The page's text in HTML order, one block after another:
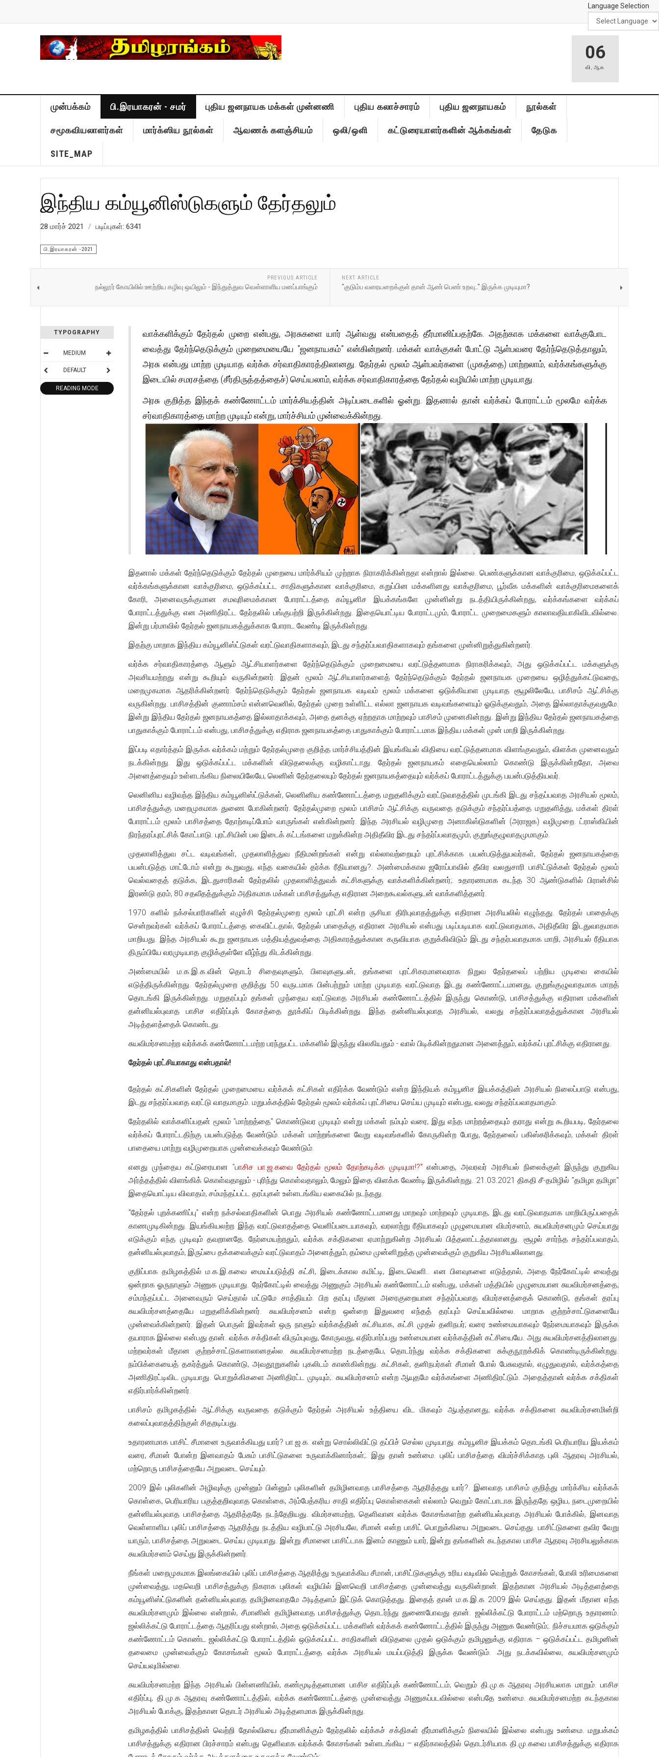
Language Selection
06
வி ,ஆக
முன்பக்கம் பி.இரயாகரன் - சமர் புதிய ஜனநாயக மக்கள் முன்னணி புதிய கலாச்சாரம் புதிய ஜனநாயகம் நூல்கள்
சமூகவியலாளர்கள் மார்க்ஸிய நூல்கள் ஆவணக் களஞ்சியம் ஒலி/ஒளி கட்டுரையாளர்களின் ஆக்கங்கள் தேடுக
SITE_MAP
இந்திய கம்யூனிஸ்டுகளும் தேர்தலும்
28 மார்ச் 2021 படிப்புகள்: 6341
பி.இரயாகரன் -2021
PREVIOUS ARTICLE
நல்லூர் கோயிலில் ஊற்றிய கழிவு ஒயிலும் - இந்துத்துவ வெள்ளாளிய மனப்பாங்கும்
NEXT ARTICLE
"குடும்ப வரையறைக்குள் தான் ஆண் பெண் உறவு.." இருக்க முடியுமா?
TYPOGRAPHY
MEDIUM
DEFAULT
READING MODE
வாக்களிக்கும் தேர்தல் முறை என்பது, அரசுகளை யார் ஆள்வது என்பதைத் தீர்மானிப்பதற்கே. அதற்காக மக்களை வாக்குபோட
வைத்து தேர்ந்தெடுக்கும் முறைமையையே "ஜனநாயகம்" என்கின்றனர். மக்கள் வாக்குகள் போட்டு ஆள்பவரை தேர்ந்தெடுத்தாலும்,
அரசு என்பது மாற்ற முடியாத வர்க்க சர்வாதிகாரத்திலானது. தேர்தல் மூலம் ஆள்பவர்களை (முகத்தை) மாற்றலாம், வர்க்கங்களுக்கு
இடையில் சமரசத்தை (சீர்திருத்தத்தைச்) செய்யலாம், வர்க்க சர்வாதிகாரத்தை தேர்தல் வழியில் மாற்ற முடியாது.
அரசு குறித்த இந்தக் கண்ணோட்டம் மார்க்சியத்தின் அடிப்படைகளில் ஓன்று. இதனால் தான் வர்க்கப் போராட்டம் மூலமே வர்க்க
சர்வாதிகாரத்தை மாற்ற முடியும் என்று, மார்ச்சியம் முன்வைக்கின்றது.
இதனால் மக்கள் தேர்ந்தெடுக்கும் தேர்தல் முறையை மார்க்சியம் முற்றாக நிராகரிக்கின்றதா என்றால் இல்லை. பெண்களுக்கான வாக்குரிமை, ஒடுக்கப்பட்ட
வர்க்கங்களுக்கான வாக்குரிமை, ஒடுக்கப்பட்ட சாதிகளுக்கான வாக்குரிமை, கறுப்பின மக்களினது வாக்குரிமை, பூர்வீக மக்களின் வாக்குரிமைகளைக்
கோரி, அனைவருக்குமான சமவுரிமைக்கான போராட்டத்தை கம்யூனிச இயக்கங்களே முன்னின்று நடத்தியிருக்கின்றது, வர்க்கங்களை வர்க்கப்
போராட்டத்துக்கு என அணிதிரட்ட தேர்தலில் பங்குபற்றி இருக்கின்றது. இதையொட்டிய போராட்டமும், போராட்ட முறைமைகளும் காலாவதியாகிவிடவில்லை.
இன்று பர்மாவில் தேர்தல் ஜனநாயகத்துக்காக போராட வேண்டி இருக்கின்றது.
இதற்கு மாறாக இந்திய கம்யூனிஸ்ட்டுகள் வரட்டுவாதிகளாகவும், இடது சந்தர்ப்பவாதிகளாகவும் தங்களை முன்னிறுத்துகின்றனர்.
வர்க்க சர்வாதிகாரத்தை ஆளும் ஆட்சியாளர்களை தேர்ந்தெடுக்கும் முறைமையை வரட்டுத்தனமாக நிராகரிக்கவும், அது ஒடுக்கப்பட்ட மக்களுக்கு
அவசியமற்றது என்று கூறியும் வருகின்றனர். இதன் மூலம் ஆட்சியாளர்களைத் தேர்ந்தெடுக்கும் தேர்தல் ஜனநாயக முறையை ஒழித்துக்கட்டுவதை,
மறைமுகமாக ஆதரிக்கின்றனர். தேர்ந்தெடுக்கும் தேர்தல் ஜனநாயக வடிவம் மூலம் மக்களை ஒடுக்கியாள முடியாத சூழலிலேயே, பாசிசம் ஆட்சிக்கு
வருகின்றது. பாசிசத்தின் குணாம்சம் என்னவெனில், தேர்தல் முறை உள்ளிட்ட எல்லா ஜனநாயக வடிவங்களையும் ஓடுக்குவதும், அதை இல்லாதாக்குவதுமே.
இன்று இந்திய தேர்தல் ஜனநாயகத்தை இல்லாதாக்கவும், அதை தனக்கு ஏற்றதாக மாற்றவும் பாசிசம் முனைகின்றது. இன்று இந்திய தேர்தல் ஜனநாயகத்தை
பாதுகாக்கும் போராட்டம் என்பது, பாசிசத்துக்கு எதிராக ஜனநாயகத்தை பாதுகாக்கும் போராட்டமாக இந்திய மக்கள் முன் மாறி இருக்கின்றது.
இப்படி எதார்த்தம் இருக்க வர்க்கம் மற்றும் தேர்தல்முறை குறித்த மார்ச்சியத்தின் இயங்கியல் விதியை வரட்டுத்தனமாக விளங்குவதும், விளக்க முனைவதும்
நடக்கின்றது. இது ஒடுக்கப்பட்ட மக்களின் விடுதலைக்கு வழிகாட்டாது. தேர்தல் ஜனநாயகம் எதையெல்லாம் கொண்டு இருக்கின்றதோ, அவை
அனைத்தையும் உள்ளடங்கிய நிலையிலேயே, லெனின் தேர்தலையும் தேர்தல் ஜனநாயகத்தையும் வர்க்கப் போராட்டத்துக்கு பயன்படுத்தியவர்.
லெனினிய வழிவந்த இந்திய கம்யூனிஸ்ட்டுக்கள், லெனினிய கண்ணோட்டத்தை மறுதளிக்கும் வரட்டுவாதத்தில் முடங்கி இடது சந்தப்பவாத அரசியல் மூலம்,
பாசிசத்துக்கு மறைமுகமாக துணை போகின்றனர். தேர்தல்முறை மூலம் பாசிசம் ஆட்சிக்கு வருவதை தடுக்கும் சந்தர்ப்பத்தை மறுதளித்து, மக்கள் திரள்
போராட்டம் மூலம் பாசிசத்தை தோற்கடிப்போம் வாருங்கள் என்கின்றனர். இந்த அரசியல் வழிமுறை அனாகிஸ்டுகளின் (அராஜக) வழிமுறை. ட்ராஸ்கியின்
நிரந்தரப்புரட்சிக் கோட்பாடு. புரட்சியின் பல இடைக் கட்டங்களை மறுக்கின்ற அதிதீவிர இடது சந்தர்ப்பவாதமும், குறுங்குழுவாதமுமாகும்.
முதலாளித்துவ சட்ட வடிவங்கள், முதலாளித்துவ நீதிமன்றங்கள் என்று எல்லாவற்றையும் புரட்சிக்காக பயன்படுத்துபவர்கள், தேர்தல் ஜனநாயகத்தை
பயன்படுத்த மாட்டோம் என்று கூறுவது, எந்த வகையில் தர்க்க ரீதியானது?. அண்மைக்கால ஜரோப்பாவில் தீவிர வலதுசாரி பாசிட்டுக்கள் தேர்தல் மூலம்
வெல்வதைத் தடுக்க, இடதுசாரிகள் தேர்தலில் முதலாளித்துவக் கட்சிகளுக்கு வாக்களிக்கின்றனர்;. உதாரணமாக கடந்த 30 ஆண்டுகளில் பிரான்சில்
இரண்டு தரம், 80 சதவீதத்துக்கும் அதிகமாக மக்கள் பாசிசத்துக்கு எதிரான அறைகூவல்களுடன் வாக்களித்தனர்.
1970 களில் நக்சல்பாரிகளின் எழுச்சி தேர்தல்முறை மூலம் புரட்சி என்ற ருசியா திரிபுவாதத்துக்கு எதிரான அரசியலில் எழுந்தது. தேர்தல் பாதைக்கு
சென்றவர்கள் வர்க்கப் போராட்டத்தை கைவிட்டதால், தேர்தல் பாதைக்கு எதிரான அரசியல் என்பது படிப்படியாக வரட்டுவாதமாக, அதிதீவிர இடதுவாதமாக
மாறியது. இந்த அரசியல் கூறு ஜனநாயக மத்தியத்துவத்தை அதிகாரத்துக்கான கருவியாக குறுக்கிவிடும் இடது சந்தர்பவாதமாக மாறி, அரசியல் ரீதியாக
திரும்பியே வரமுடியாத குழிக்குள்ளே வீழ்ந்து கிடக்கின்றது.
அண்மையில் ம.க.இ.க.வின் தொடர் சிதைவுகளும், பிளவுகளுடன், தங்களை புரட்சிகரமானவராக நிறுவ தேர்தலைப் பற்றிய முடிவை கையில்
எடுத்திருக்கின்றது. தேர்தல்முறை குறித்து 50 வருடமாக பின்பற்றும் மாற்ற முடியாத வரட்டுவாத இடது கண்ணோட்டமானது, குறுங்குழுவாதமாக மாறத்
தொடங்கி இருக்கின்றது. மறுதரப்பும் தங்கள் முந்தைய வரட்டுவாத அரசியல் கண்ணோட்டத்தில் இருந்து கொண்டு, பாசிசத்துக்கு எதிரான மக்களின்
தன்னியல்புவாத பாசிச எதிர்ப்புக் கோசத்தை தூக்கிப் பிடிக்கின்றது. இந்த தன்னியல்புவாத அரசியல், வலது சந்தர்ப்பவாதத்துக்கான அரசியல்
அடித்தளத்தைக் கொண்டது.
சுயவிமர்சனமற்ற வர்க்கக் கண்ணோட்டமற்ற பரந்துபட்ட மக்களில் இருந்து விலகியதும் - வால் பிடிக்கின்றதுமான அனைத்தும், வர்க்கப் புரட்சிக்கு எதிரானது.
தேர்தல் புரட்சியாகாது என்பதால்!
தேர்தல் கட்சிகளின் தேர்தல் முறைமையை வர்க்கக் கட்சிகள் எதிர்க்க வேண்டும் என்ற இந்தியக் கம்யூனிச இயக்கத்தின் அரசியல் நிலைப்பாடு என்பது,
இடது சந்தர்ப்பவாத வரட்டு வாதமாகும். மறுபக்கத்தில் தேர்தல் மூலம் வர்க்கப் புரட்சியை செய்ய முடியும் என்பது, வலது சந்தர்ப்பவாதமாகும்.
தேர்தலில் வாக்களிப்பதன் மூலம் "மாற்றத்தை" கொண்டுவர முடியும் என்று மக்கள் நம்பும் வரை, இது எந்த மாற்றத்தையும் தராது என்று கூறியபடி, தேர்தலை
வர்க்கப் போராட்டதிற்கு பயன்படுத்த வேண்டும். மக்கள் மாற்றங்களை வேறு வடிவங்களில் கோருகின்ற போது, தேர்தலைப் பகிஸ்கரிக்கவும், மக்கள் திரள்
பாதையை மாற்று வழிமுறையாக முன்வைக்கவும் வேண்டும்.
எனது முந்தைய கட்டுரையான "பாசிச பா.ஜ.கவை தேர்தல் மூலம் தோற்கடிக்க முடியுமா!?" என்பதை, அவரவர் அரசியல் நிலைக்குள் இருந்து குறுகிய
அர்த்தத்தில் விளங்கிக் கொள்வதாலும் - புரிந்து கொள்வதாலும், மேலும் இதை விளக்க வேண்டி இருக்கின்றது. 21.03.2021 திகதி சீ-தமிழில் "தமிழா தமிழா"
இதையொட்டிய விவாதம், சம்மந்தப்பட்ட தரப்புகள் உள்ளடங்கிய வகையில் நடந்தது.
"தேர்தல் புறக்கணிப்பு" என்ற நக்சல்வாதிகளின் பொது அரசியல் கண்ணோட்டமானது மாறவும் மாற்றவும் முடியாத, இடது வரட்டுவாதமாக மாறியிருப்பதைக்
காணமுடிகின்றது. இயங்கியலற்ற இந்த வரட்டுவாதத்தை வெளிப்படையாகவும், வரலாற்று ரீதியாகவும் முழுமையான விமர்சனம், சுயவிமர்சனமும் செய்யாது
எடுக்கும் எந்த முடிவும் தவறானதே. நேர்மையற்றதும், வர்க்க சக்திகளை ஏமாற்றுகின்ற அரசியல் பித்தலாட்டத்தாலானது. சூழல் சார்ந்த சந்தர்ப்பவாதம்,
தன்னியல்புவாதம், இருப்பை தக்கவைக்கும் வரட்டுவாதம் அனைத்தும், தம்மை முன்னிறுத்த முன்வைக்கும் குறுகிய அரசியலிலானது.
குறிப்பாக தமிழகத்தில் ம.க.இ.கவை மையப்படுத்தி கட்சி, இடைக்கால கமிட்டி, இடைவெளி.. என பிளவுகளை எடுத்தால், அதை நேர்கோட்டில் வைத்து
ஒன்றாக ஓருநாளும் அணுக முடியாது. நேர்கோட்டில் வைத்து அணுகும் அரசியல் கண்ணோட்டம் என்பது, மக்கள் மத்தியில் முழுமையான சுயவிமர்சனத்தை,
சம்மந்தப்பட்ட அனைவரும் செய்தால் மட்டுமே சாத்தியம். பிற தரப்பு மீதான அரைகுறையான சந்தர்ப்பவாத விமர்சனத்தைக் கொண்டு, தங்கள் தரப்பு
சுயவிமர்சனத்தையே மறுதளிக்கின்றனர். சுயவிமர்சனம் என்ற ஒன்றை இதுவரை எந்தத் தரப்பும் செய்யவில்லை. மாறாக குற்றச்சாட்டுகளையே
முன்வைக்கின்றனர். இதன் பொருள் இவர்கள் ஒரு நாளும் வர்க்கத்தின் கட்சியாக, கட்சி முதல் தனிநபர்; வரை உண்மையாகவும் நேர்மையாகவும் இருக்க
தயாராக இல்லை என்பது தான். வர்க்க சக்திகள் விரும்புவது, கோருவது, எதிர்பார்ப்பது உண்மையான வர்க்கத்தின் கட்சியையே. அது சுயவிமர்சனத்திலானது.
மற்றவர்கள் மீதான குற்றச்சாட்டுகளாலானதல்ல. சுயவிமர்சனமற்ற நடத்தையே, தொடர்ந்து வர்க்க சக்திகளை சுக்குநூறக்கிக் கொண்டிருக்கின்றது.
நம்பிக்கையைத் தகர்த்துக் கொண்டு, அவதூறுகளில் புகலிடம் காண்கின்றது. கட்சிகள், தனிநபர்கள் சீமான் போல் பேசுவதால், எழுதுவதால், வர்க்கத்தை
அணிதிரட்டிவிட முடியாது. பொறுக்கிகளை அணிதிரட்ட முடியும்;. சுயவிமர்சனம் என்ற ஆயுதமே வர்க்கங்ளை அணிதிரட்டும். அதைத்தான் வர்க்க சக்திகள்
எதிர்பார்க்கின்றனர்.
பாசிசம் தமிழகத்தில் ஆட்சிக்கு வருவதை தடுக்கும் தேர்தல் அரசியல் உத்தியை விட மிகவும் ஆபத்தானது, வர்க்க சக்திகளை சுயவிமர்சனமின்றி
கலைப்புவாதத்திற்குள் சிதறடிப்பது.
உதாரணமாக பாசிட் சீமானை உருவாக்கியது யார்? பா.ஜ.க. என்று சொல்லிவிட்டு தப்பிச் செல்ல முடியாது. கம்யூனிச இயக்கம் தொடங்கி பெரியாரிய இயக்கம்
வரை, சீமான் போன்ற இனவாதம் பேசும் பாசிட்டுகளை உருவாக்கினார்கள்;. இது தான் உண்மை. புலிப் பாசிசத்தை விமர்ச்சிக்காத புலி ஆதரவு அரசியல்,
மற்றொரு பாசிசத்தையே அறுவடை செய்யும்.
2009 இல் புலிகளின் அழிவுக்கு முன்னும் பின்னும் புலிகளின் தமிழினவாத பாசிசத்தை ஆதரித்தது யார்?. இனவாத பாசிசம் குறித்து மார்க்சிய வர்க்கக்
கொள்கை, பெரியாரிய பகுத்தறிவுவாத கொள்கை, அம்பேத்கரிய சாதி எதிர்ப்பு கொள்கைகள் எல்லாம் வெறும் கோட்பாடாக இருந்ததே ஒழிய, நடைமுறையில்
தன்னியல்புவாத பாசிசத்தை ஆதரித்ததே நடந்தேறியது. விமர்சனமற்ற, தெளிவான வர்க்க கோசங்களற்ற தன்னியல்புவாத அரசியல் போக்கில், இனவாத
வெள்ளாளிய புலிப் பாசிசத்தை ஆதரித்து நடத்திய வழிபாட்டு அரசியலே, சீமான் என்ற பாசிட் பொறுக்கியை அறுவடை செய்தது. பாசிட்டுகளை தவிர வேறு
யாரும், பாசிசத்தை அறுவடை செய்ய முடியாது. இன்று சீமானை பாசிட்டாக இனம் காணும் யார், இன்று தங்களின் கடந்தகால பாசிச ஆதரவு அரசியலுக்காக
சுயவிமர்சனம் செய்து இருக்கின்றனர்.
நீங்கள் மறைமுகமாக இலங்கையில் புலிப் பாசிசத்தை ஆதரித்து உருவாக்கிய சீமான், பாசிட்டுகளுக்கு உரிய வடிவில் வெற்றுக் கோசங்கள், போலி உரிமைகளை
முன்வைத்து, மதவெறி பாசிசத்துக்கு நிகராக புலிகள் வழியில் இனவெறி பாசிசத்தை முன்வைத்து வருகின்றான். இதற்கான அரசியல் அடித்தளத்தை
கம்யூனிஸ்ட்டுகளின் தன்னியல்புவாத தமிழினவாதமே அடித்தளம் இட்டுக் கொடுத்தது. இதைத் தான் ம.க.இ.க 2009 இல் செய்தது. இதன் மீதான எந்த
சுயவிமர்சனமும் இல்லை என்றால், சீமானின் தமிழினவாத பாசிசத்துக்கு தொடர்ந்து துணைபோவது தான். ஜல்லிக்கட்டு போராட்டம் மற்றொரு உதாரணம்.
ஜல்லிக்கட்டு போராட்டத்தை ஆதரிப்பது என்றால், அதை ஒடுக்கப்பட்ட மக்களின் வர்க்கக் கண்ணோட்டத்தில் இருந்து அணுக வேண்டும்;. நிச்சயமாக ஒடுக்கும்
கண்ணோட்டம் கொண்ட ஜல்லிக்கட்டு போராட்டத்தில் ஒடுக்கப்பட்ட சாதிகளின் விடுதலை முதல் ஒடுக்கும் தமிழனுக்கு எதிராக – ஒடுக்கப்பட்ட தமிழனின்
தலைமை முன்வைக்கும் கோசங்கள் மூலம் போராட்டத்தை வர்க்க அரசியல் மயப்படுத்தி இருக்க வேண்டும். அது நடக்கவில்லை, சுயவிமர்சனமும்
செய்யவுமில்லை.
சுயவிமர்சனமற்ற இந்த அரசியல் பின்னணியில், கண்மூடித்தனமான பாசிச எதிர்ப்புக் கண்ணோட்டம், வெறும் தி.மு.க ஆதரவு அரசியலாக மாறும். பாசிச
எதிர்ப்பு, தி.மு.க ஆதரவு கண்ணோட்டத்தில், வர்க்க கண்ணோட்டத்தை முன்வைத்து அணுகப்படவில்லை என்பதே உண்மை. சுயவிமர்சனமற்ற கடந்தகால
அரசியல் போக்கு, இதற்கான தொடர் அரசியல் அடித்தளமாக இருக்கின்றது.
தமிழகத்தில் பாசிசத்தின் வெற்றி தோல்வியை தீர்மானிக்கும் தேர்தலில் வர்க்கச் சக்திகள் தீர்மானிக்கும் நிலையில் இல்லை என்பது உண்மை. மறுபக்கம்
பாசிசத்துக்கு எதிரான பிரச்சாரம் என்பது தெளிவாக வர்க்கக் கோசங்கள் உள்ளடங்கிய – எதிர்காலத்தில் தொடர்சியாக தி.மு.கவை பாசிசத்துக்கு எதிராக